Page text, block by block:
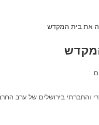
בירושלים של ערב